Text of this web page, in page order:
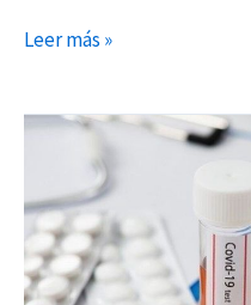
Leer más »
La
Comunidad
de
Madrid
amplía
a